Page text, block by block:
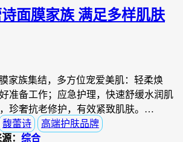
面膜家族 满足多样肌肤
家族集结，多方位宠爱美肌：轻柔焕
准备工作；应急护理，快速舒缓水润肌
珍奢抗老修护，有效紧致肌肤。…
馥蕾诗
高端护肤品牌
： 综合